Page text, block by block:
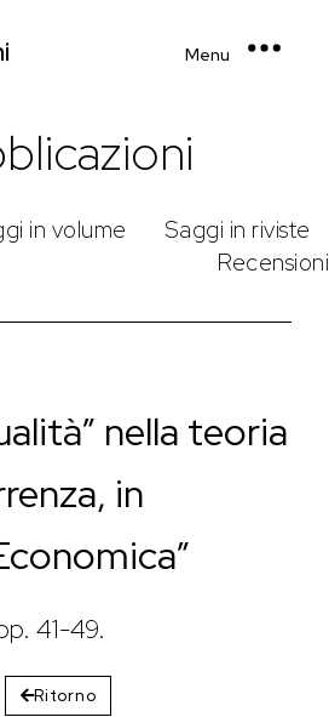
Menu
in volume
Saggi in riviste
Recensioni
nella teoria
in
41-49.
Ritorno